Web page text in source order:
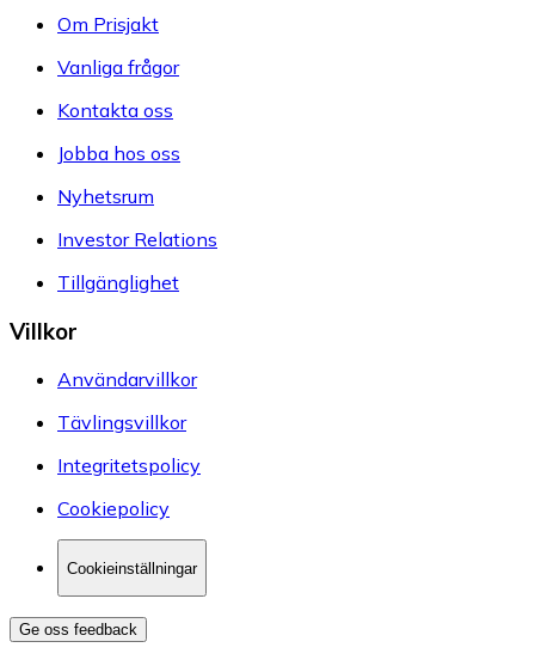
Om Prisjakt
Vanliga frågor
Kontakta oss
Jobba hos oss
Nyhetsrum
Investor Relations
Tillgänglighet
Villkor
Användarvillkor
Tävlingsvillkor
Integritetspolicy
Cookiepolicy
Cookieinställningar
Ge oss feedback